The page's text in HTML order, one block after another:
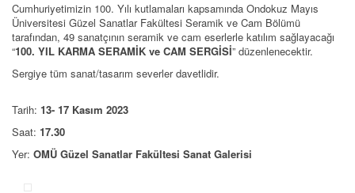
Cumhuriyetimizin 100. Yılı kutlamaları kapsamında Ondokuz Mayıs
Üniversitesi Güzel Sanatlar Fakültesi Seramik ve Cam Bölümü
tarafından, 49 sanatçının seramik ve cam eserlerle katılım sağlayacağı
“100. YIL KARMA SERAMİK ve CAM SERGİSİ” düzenlenecektir.
Sergiye tüm sanat/tasarım severler davetlidir.
Tarih: 13- 17 Kasım 2023
Saat: 17.30
Yer: OMÜ Güzel Sanatlar Fakültesi Sanat Galerisi